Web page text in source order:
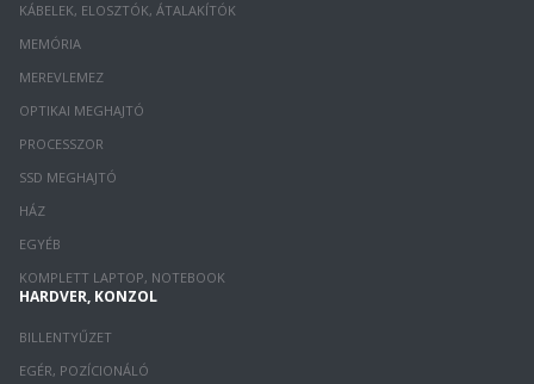
KÁBELEK, ELOSZTÓK, ÁTALAKÍTÓK
MEMÓRIA
MEREVLEMEZ
OPTIKAI MEGHAJTÓ
PROCESSZOR
SSD MEGHAJTÓ
HÁZ
EGYÉB
KOMPLETT LAPTOP, NOTEBOOK
HARDVER, KONZOL
BILLENTYŰZET
EGÉR, POZÍCIONÁLÓ